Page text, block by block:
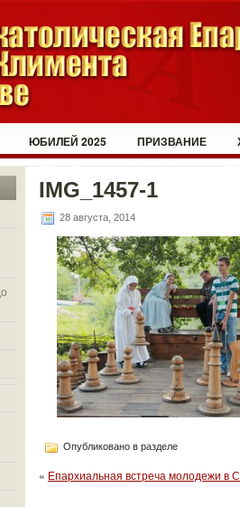
ЮБИЛЕЙ 2025 ПРИЗВАНИЕ
IMG_1457-1
28 августа, 2014
Опубликовано в разделе
« Епархиальная встреча молодежи